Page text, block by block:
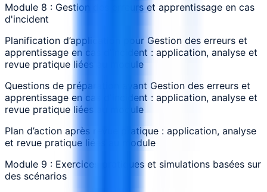
Module 8 : Gestion des erreurs et apprentissage en cas
d'incident
Planification d’application pour Gestion des erreurs et
apprentissage en cas d'incident : application, analyse et
revue pratique liées au module
Questions de préparation avant Gestion des erreurs et
apprentissage en cas d'incident : application, analyse et
revue pratique liées au module
Plan d’action après revue pratique : application, analyse
et revue pratique liées au module
Module 9 : Exercices pratiques et simulations basées sur
des scénarios